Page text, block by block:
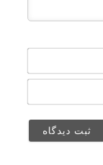
(منتشر